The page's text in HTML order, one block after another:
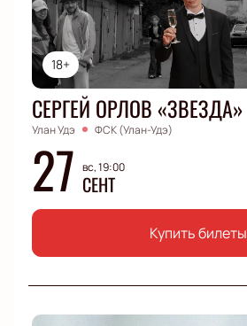
18+
СЕРГЕЙ ОРЛОВ «ЗВЕЗДА»
Улан Удэ ФСК (Улан-Удэ)
27 вс, 19:00
СЕНТ
Купить билеты